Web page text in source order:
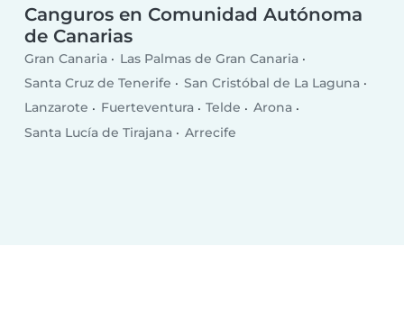
Canguros en Comunidad Autónoma
de Canarias
Gran Canaria
Las Palmas de Gran Canaria
Santa Cruz de Tenerife
San Cristóbal de La Laguna
Lanzarote
Fuerteventura Telde
Arona
Santa Lucía de Tirajana
Arrecife